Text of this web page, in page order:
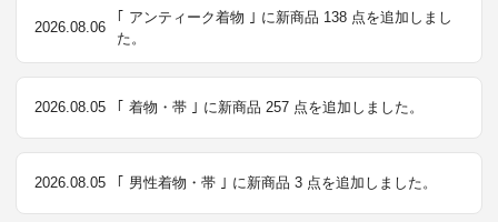
2026.08.06
｢ アンティーク着物 ｣ に新商品 138 点を追加しまし
た。
2026.08.05 ｢ 着物・帯 ｣ に新商品 257 点を追加しました。
2026.08.05 ｢ 男性着物・帯 ｣ に新商品 3 点を追加しました。